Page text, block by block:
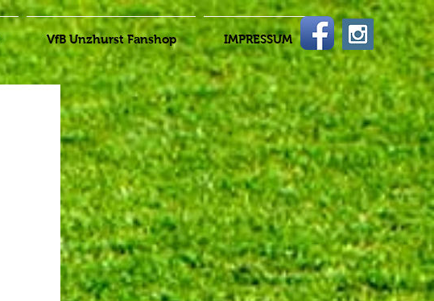
VfB Unzhurst Fanshop IMPRESSUM